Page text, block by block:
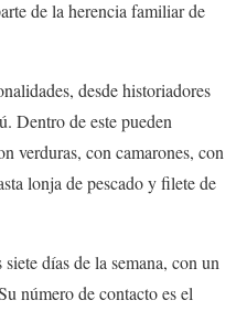
de la herencia familiar de
desde historiadores
Dentro de este pueden
verduras, con camarones, con
lonja de pescado y filete de
días de la semana, con un
número de contacto es el